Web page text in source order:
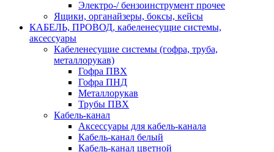
Электро-/ бензоинструмент прочее
Ящики, органайзеры, боксы, кейсы
КАБЕЛЬ, ПРОВОД, кабеленесущие системы,
аксессуары
Кабеленесущие системы (гофра, труба,
металлорукав)
Гофра ПВХ
Гофра ПНД
Металлорукав
Трубы ПВХ
Кабель-канал
Аксессуары для кабель-канала
Кабель-канал белый
Кабель-канал цветной